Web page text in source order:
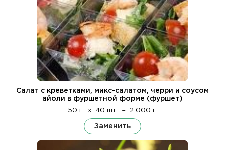
Салат с креветками, микс-салатом, черри и соусом
айоли в фуршетной форме (фуршет)
50 г. x 40 шт. = 2 000 г.
Заменить